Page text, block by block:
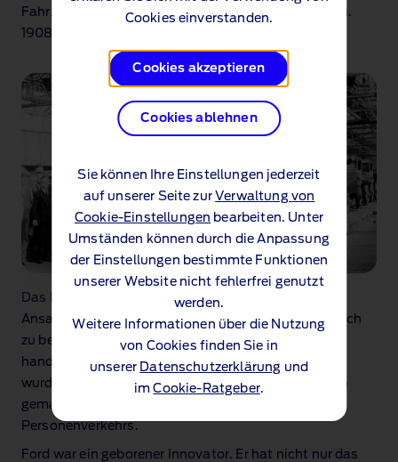
Cookies einverstanden.
Cookies akzeptieren
Cookies ablehnen
Sie können Ihre Einstellungen jederzeit
auf unserer Seite zurVerwaltung von
Cookie-Einstellungen bearbeiten. Unter
Umständen können durch die Anpassung
der Einstellungen bestimmte Funktionen
unserer Website nicht fehlerfrei genutzt
werden.
Weitere Informationen über die Nutzung
von Cookies finden Sie in
unserer Datenschutzerklärung und
imCookie-Ratgeber.
Fahrzeug für die breite Öffentlichkeit zu produzieren.
1908 erreichte er dies mit dem Model T.
Das Model T spiegelte Fords Genie und praktischen
Ansatz perfekt wider: Es war schnell zu bauen, einfach
zu bedienen und auf allen Untergründen gut zu
handhaben. Und aufgrund seiner geringen Kosten
wurde es dem durchschnittlichen Bürger zugänglich
gemacht. Dies war der Beginn einer neuen Ära des
Personenverkehrs.
Ford war ein geborener Innovator. Er hat nicht nur das